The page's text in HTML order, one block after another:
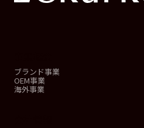
ブランド事業
OEM事業
海外事業